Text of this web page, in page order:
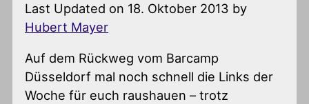
Last Updated on 18. Oktober 2013 by
Hubert Mayer
Auf dem Rückweg vom Barcamp
Düsseldorf mal noch schnell die Links der
Woche für euch raushauen – trotz